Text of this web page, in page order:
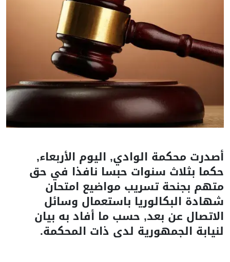
أصدرت محكمة الوادي, اليوم الأربعاء,
حكما بثلاث سنوات حبسا نافذا في حق
متهم بجنحة تسريب مواضيع امتحان
شهادة البكالوريا باستعمال وسائل
الاتصال عن بعد, حسب ما أفاد به بيان
لنيابة الجمهورية لدى ذات المحكمة.